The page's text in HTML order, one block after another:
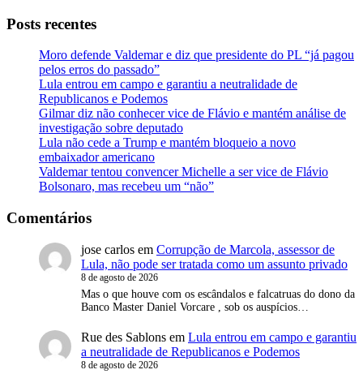
Posts recentes
Moro defende Valdemar e diz que presidente do PL “já pagou
pelos erros do passado”
Lula entrou em campo e garantiu a neutralidade de
Republicanos e Podemos
Gilmar diz não conhecer vice de Flávio e mantém análise de
investigação sobre deputado
Lula não cede a Trump e mantém bloqueio a novo
embaixador americano
Valdemar tentou convencer Michelle a ser vice de Flávio
Bolsonaro, mas recebeu um “não”
Comentários
jose carlos em Corrupção de Marcola, assessor de
Lula, não pode ser tratada como um assunto privado
8 de agosto de 2026
Mas o que houve com os escândalos e falcatruas do dono da
Banco Master Daniel Vorcare , sob os auspícios…
Rue des Sablons em Lula entrou em campo e garantiu
a neutralidade de Republicanos e Podemos
8 de agosto de 2026